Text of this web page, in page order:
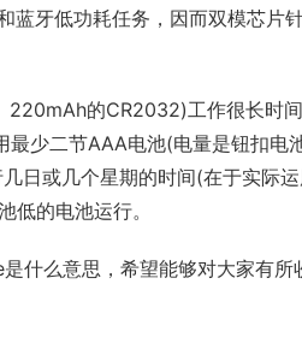
蓝牙低功耗任务，因而双模芯片
220mAh的CR2032)工作很长时
少二节AAA电池(电量是钮扣电
日或几个星期的时间(在于实际
低的电池运行。
什么意思，希望能够对大家有